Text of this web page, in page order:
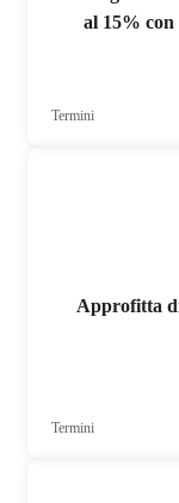
al 15% con
Termini
Approfitta
Termini